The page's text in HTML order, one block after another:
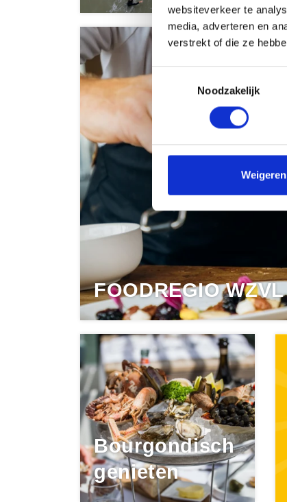
websiteverkeer te
media, adverteren en
verstrekt of die ze
Toestemmingsselectie
Noodzakelijk
Weigeren
FOODREGIO WZVL
Bourgondisch
genieten